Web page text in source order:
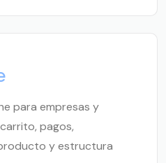
para empresas y
pagos,
y estructura